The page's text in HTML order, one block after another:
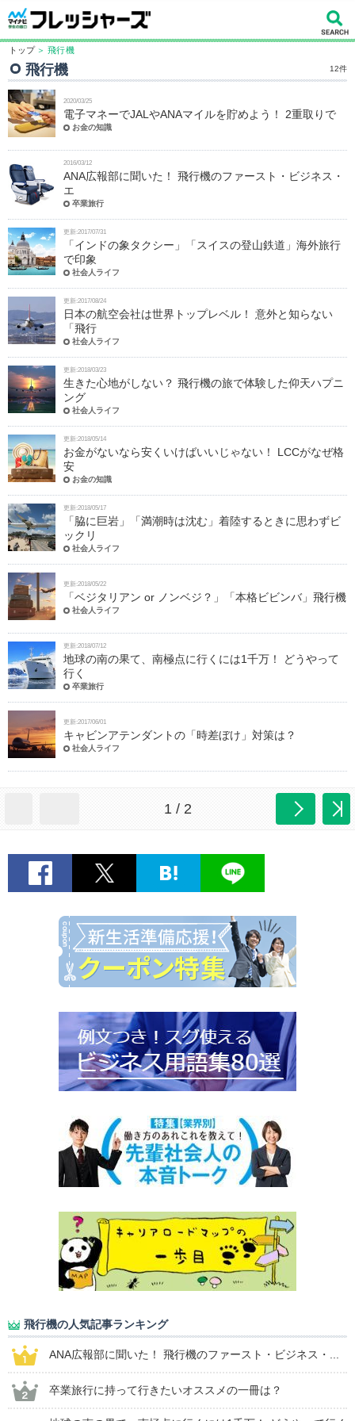
トップ ＞ 飛行機
飛行機 12件
2020/03/25
電子マネーでJALやANAマイルを貯めよう！ 2重取りで
お金の知識
2016/03/12
ANA広報部に聞いた！ 飛行機のファースト・ビジネス・
エ
卒業旅行
更新:2017/07/31
「インドの象タクシー」「スイスの登山鉄道」海外旅行
で印象
社会人ライフ
更新:2017/08/24
日本の航空会社は世界トップレベル！ 意外と知らない
「飛行
社会人ライフ
更新:2018/03/23
生きた心地がしない？ 飛行機の旅で体験した仰天ハプニ
ング
社会人ライフ
更新:2018/05/14
お金がないなら安くいけばいいじゃない！ LCCがなぜ格
安
お金の知識
更新:2018/05/17
「脇に巨岩」「満潮時は沈む」着陸するときに思わずビ
ックリ
社会人ライフ
更新:2018/05/22
「ベジタリアン or ノンベジ？」「本格ビビンバ」飛行機
社会人ライフ
更新:2018/07/12
地球の南の果て、南極点に行くには1千万！ どうやって
行く
卒業旅行
更新:2017/06/01
キャビンアテンダントの「時差ぼけ」対策は？
社会人ライフ
1 / 2
飛行機の人気記事ランキング
ANA広報部に聞いた！ 飛行機のファースト・ビジネス・...
卒業旅行に持って行きたいオススメの一冊は？